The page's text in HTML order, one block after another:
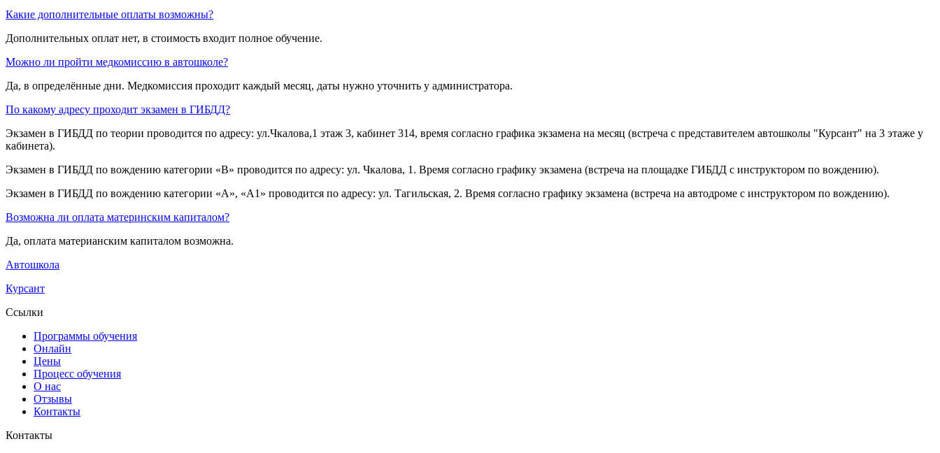
Какие дополнительные оплаты возможны?
Дополнительных оплат нет, в стоимость входит полное обучение.
Можно ли пройти медкомиссию в автошколе?
Да, в определённые дни. Медкомиссия проходит каждый месяц, даты нужно уточнить у администратора.
По какому адресу проходит экзамен в ГИБДД?
Экзамен в ГИБДД по теории проводится по адресу: ул.Чкалова,1 этаж 3, кабинет 314, время согласно графика экзамена на месяц (встреча с представителем автошколы "Курсант" на 3 этаже у
кабинета).
Экзамен в ГИБДД по вождению категории «B» проводится по адресу: ул. Чкалова, 1. Время согласно графику экзамена (встреча на площадке ГИБДД с инструктором по вождению).
Экзамен в ГИБДД по вождению категории «A», «A1» проводится по адресу: ул. Тагильская, 2. Время согласно графику экзамена (встреча на автодроме с инструктором по вождению).
Возможна ли оплата материнским капиталом?
Да, оплата материанским капиталом возможна.
Автошкола
Курсант
Ссылки
Программы обучения
Онлайн
Цены
Процесс обучения
О нас
Отзывы
Контакты
Контакты